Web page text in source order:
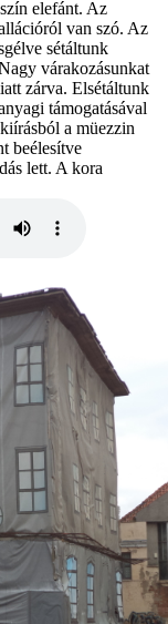
elefánt. Az
van szó. Az
sétáltunk
várakozásunkat
zárva. Elsétáltunk
támogatásával
a müezzin
beélesítve
lett. A kora